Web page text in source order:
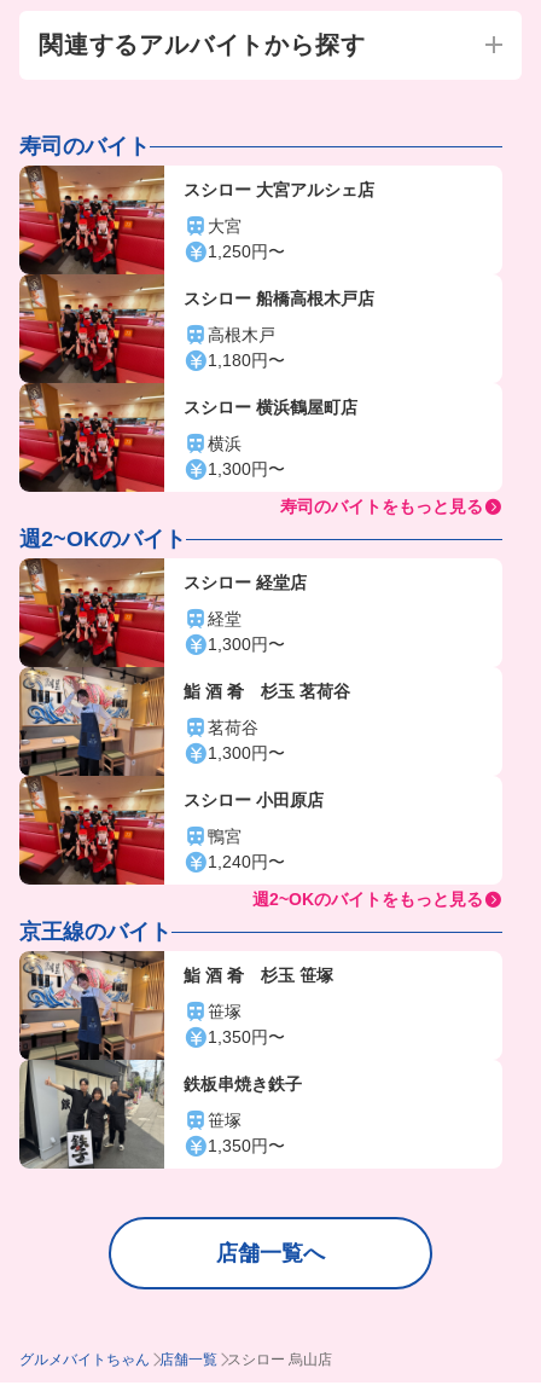
関連するアルバイトから探す
寿司のバイト
スシロー 大宮アルシェ店
大宮
1,250円〜
スシロー 船橋高根木戸店
高根木戸
1,180円〜
スシロー 横浜鶴屋町店
横浜
1,300円〜
寿司のバイトをもっと見る
週2~OKのバイト
スシロー 経堂店
経堂
1,300円〜
鮨 酒 肴 杉玉 茗荷谷
茗荷谷
1,300円〜
スシロー 小田原店
鴨宮
1,240円〜
週2~OKのバイトをもっと見る
京王線のバイト
鮨 酒 肴 杉玉 笹塚
笹塚
1,350円〜
鉄板串焼き鉄子
笹塚
1,350円〜
店舗一覧へ
グルメバイトちゃん 店舗一覧 スシロー 烏山店